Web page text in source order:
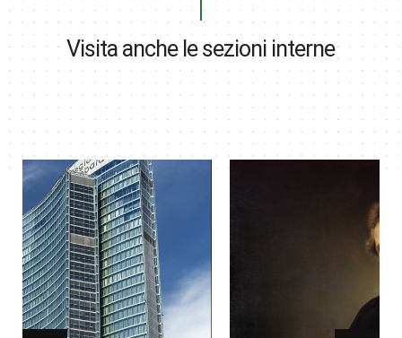
Visita anche le sezioni interne